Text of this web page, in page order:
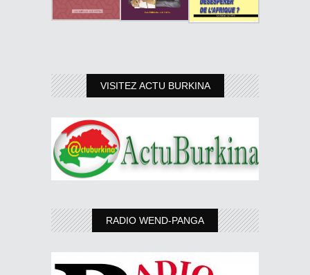
VISITEZ ACTU BURKINA
RADIO WEND-PANGA